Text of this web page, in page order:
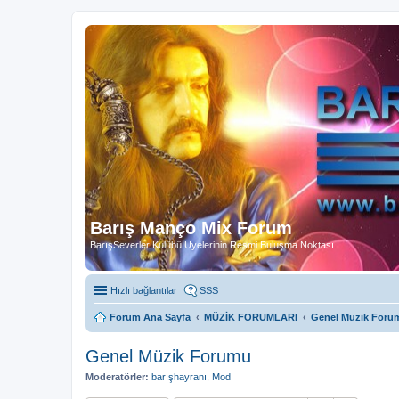
Barış Manço Mix Forum
BarışSeverler Kulübü Üyelerinin Resmi Buluşma Noktası
Hızlı bağlantılar SSS
Forum Ana Sayfa MÜZİK FORUMLARI Genel Müzik
Genel Müzik Forumu
Moderatörler: barışhayranı Mod